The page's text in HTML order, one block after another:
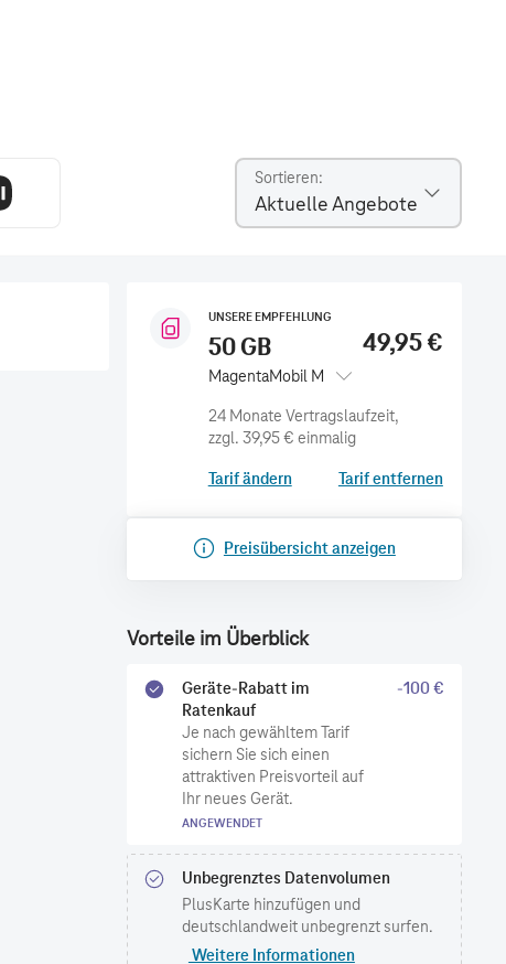
Sortieren
Aktuelle Angebote
UNSERE EMPFEHLUNG
50 GB
MagentaMobil M
49,95 €
zzgl. 39,95 € einmalig
Tarif ändern Tarif entfernen
Preisübersicht anzeigen
Vorteile im Überblick
Geräte-Rabatt im
Ratenkauf
Je nach gewähltem Tarif
sichern Sie sich einen
attraktiven Preisvorteil auf
Ihr neues Gerät.
ANGEWENDET
-100 €
Unbegrenztes Datenvolumen
PlusKarte hinzufügen und
deutschlandweit unbegrenzt surfen.
Weitere Informationen